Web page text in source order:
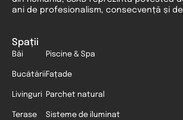
ani de profesionalism, consecvență și
Spații
Băi
Bucătării
Livinguri
Terase
Piscine & Spa
Fațade
Parchet natural
Sisteme de iluminat